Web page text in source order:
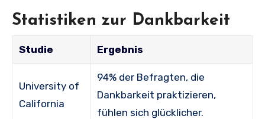
Statistiken zur Dankbarkeit
Studie Ergebnis
University of
California
94% der Befragten, die
Dankbarkeit praktizieren,
fühlen sich glücklicher.